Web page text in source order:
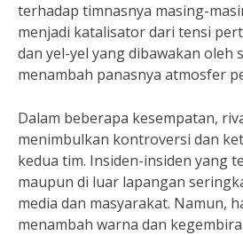
terhadap timnasnya masing-
menjadi katalisator dari tensi
dan yel-yel yang dibawakan
menambah panasnya atmosfer
Dalam beberapa kesempatan,
menimbulkan kontroversi dan
kedua tim. Insiden-insiden yang
maupun di luar lapangan
media dan masyarakat. Namun,
menambah warna dan